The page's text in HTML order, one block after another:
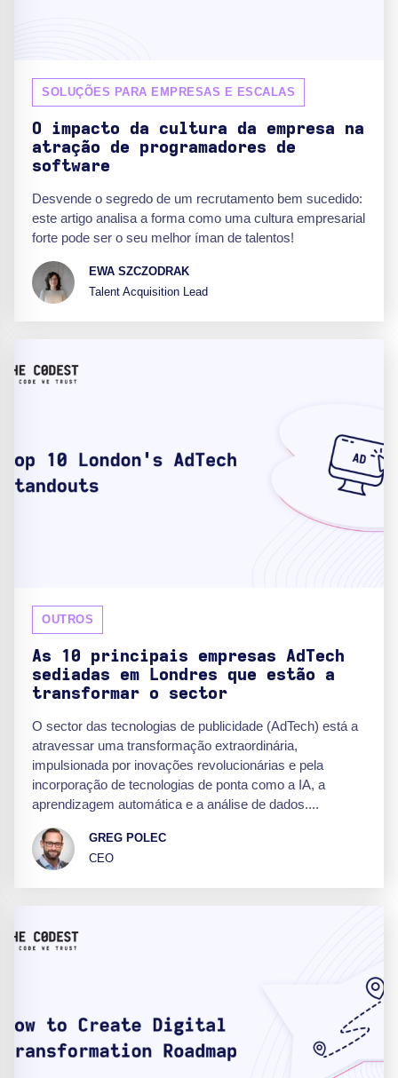
SOLUÇÕES PARA EMPRESAS E ESCALAS
O impacto da cultura da empresa na
atração de programadores de
software
Desvende o segredo de um recrutamento bem sucedido:
este artigo analisa a forma como uma cultura empresarial
forte pode ser o seu melhor íman de talentos!
EWA SZCZODRAK
Talent Acquisition Lead
OUTROS
As 10 principais empresas AdTech
sediadas em Londres que estão a
transformar o sector
O sector das tecnologias de publicidade (AdTech) está a
atravessar uma transformação extraordinária,
impulsionada por inovações revolucionárias e pela
incorporação de tecnologias de ponta como a IA, a
aprendizagem automática e a análise de dados....
GREG POLEC
CEO